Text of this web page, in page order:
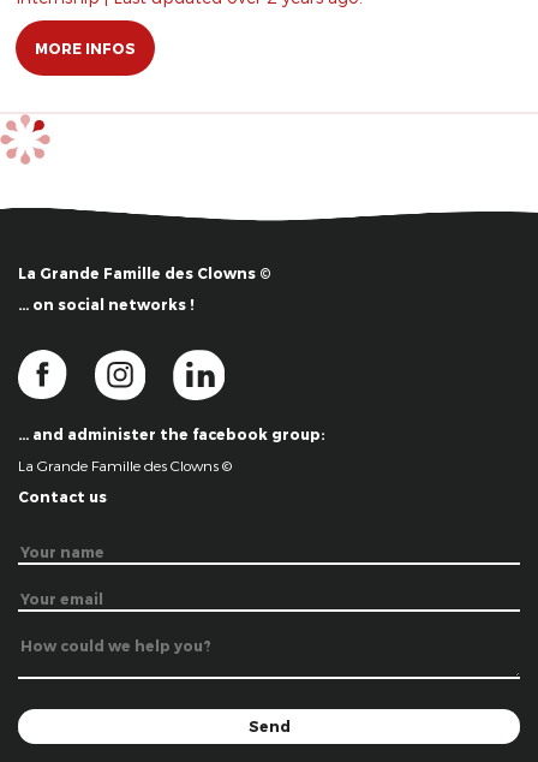
MORE INFOS
La Grande Famille des Clowns ©
… on social networks !
… and administer the facebook group:
La Grande Famille des Clowns ©
Contact us